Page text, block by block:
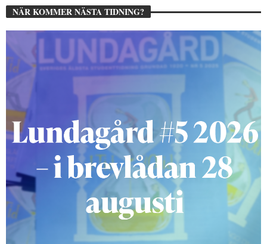
NÄR KOMMER NÄSTA TIDNING?